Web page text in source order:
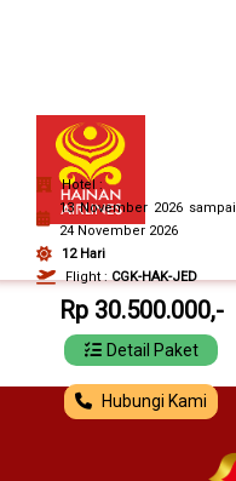
Hotel :
13 November 2026 sampai
24 November 2026
12 Hari
Flight :CGK-HAK-JED
Rp 30.500.000,-
Detail Paket
Hubungi Kami